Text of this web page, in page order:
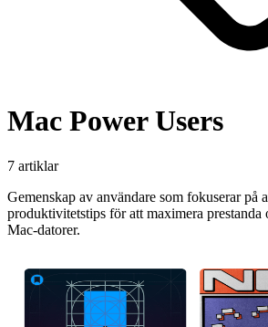
Mac Power Users
7 artiklar
Gemenskap av användare som fokuserar på
produktivitetstips för att maximera prestanda
Mac-datorer.